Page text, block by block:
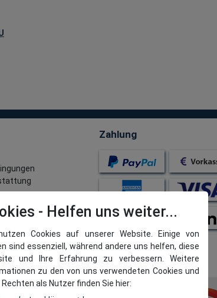
Zahlung
Versand & Retouren
Cookies auf unserer Website. Einige von
sind essenziell, während andere uns helfen, diese
und Ihre Erfahrung zu verbessern. Weitere
zu den von uns verwendeten Cookies und
Rechten als Nutzer finden Sie hier: